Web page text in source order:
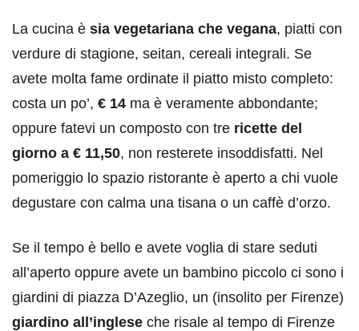
La cucina è sia vegetariana che vegana, piatti con
verdure di stagione, seitan, cereali integrali. Se
avete molta fame ordinate il piatto misto completo:
costa un po’, € 14 ma è veramente abbondante;
oppure fatevi un composto con tre ricette del
giorno a € 11,50, non resterete insoddisfatti. Nel
pomeriggio lo spazio ristorante è aperto a chi vuole
degustare con calma una tisana o un caffè d’orzo.
Se il tempo è bello e avete voglia di stare seduti
all’aperto oppure avete un bambino piccolo ci sono i
giardini di piazza D’Azeglio, un (insolito per Firenze)
giardino all’inglese che risale al tempo di Firenze